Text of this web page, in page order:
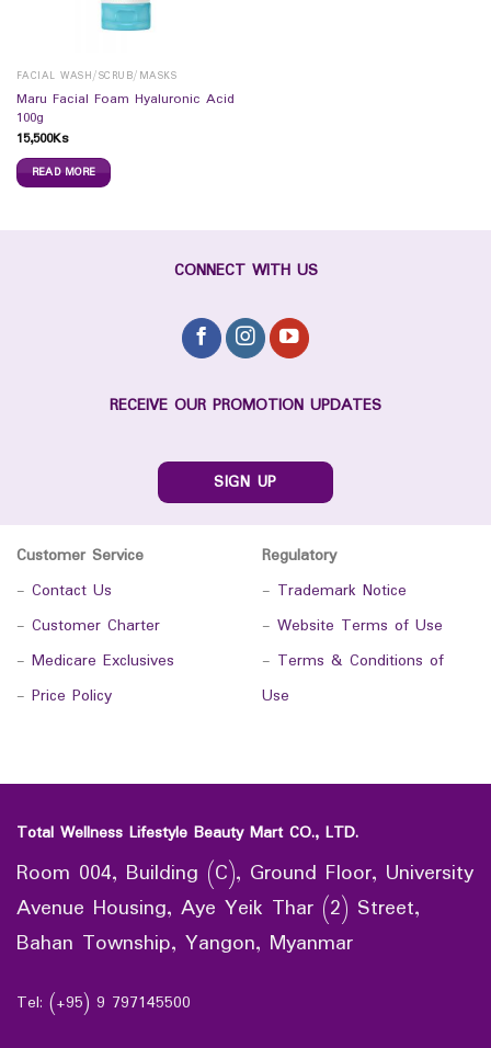
FACIAL WASH/SCRUB/MASKS
Maru Facial Foam Hyaluronic Acid
100g
15,500Ks
READ MORE
CONNECT WITH US
RECEIVE OUR PROMOTION UPDATES
SIGN UP
Customer Service
- Contact Us
- Customer Charter
- Medicare Exclusives
- Price Policy
Regulatory
- Trademark Notice
- Website Terms of Use
- Terms & Conditions of
Use
Total Wellness Lifestyle Beauty Mart CO., LTD.
Room 004, Building (C), Ground Floor, University
Avenue Housing, Aye Yeik Thar (2) Street,
Bahan Township, Yangon, Myanmar
Tel: (+95) 9 797145500